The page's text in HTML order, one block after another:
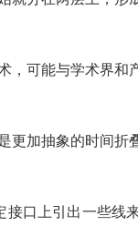
，可能与学术界和
更加抽象的时间折
口上引出一些线